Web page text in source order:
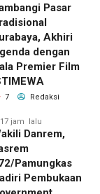
Pasar
Akhiri
dengan
Premier Film
7 Redaksi
17 jam lalu
Danrem,
Pamungkas
Pembukaan